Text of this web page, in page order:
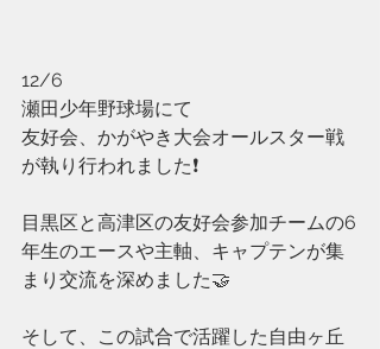
12/6
瀬田少年野球場にて
友好会、かがやき大会オールスター戦
が執り行われました❗️
目黒区と高津区の友好会参加チームの6
年生のエースや主軸、キャプテンが集
まり交流を深めました🤝
そして、この試合で活躍した自由ヶ丘